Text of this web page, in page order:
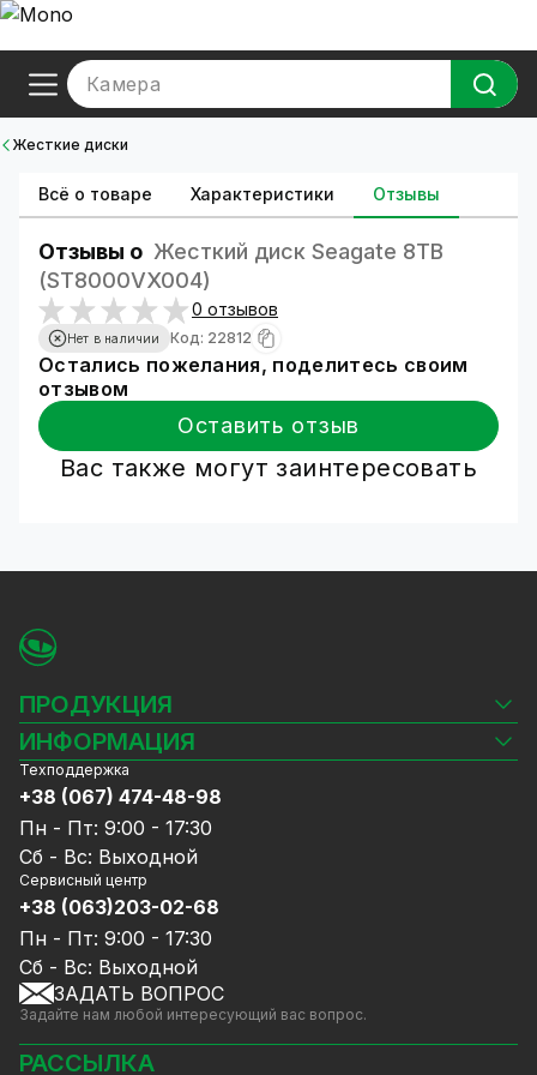
Камера
Жесткие диски
Всё о товаре Характеристики Отзывы
Отзывы о Жесткий диск Seagate 8TB
(ST8000VX004)
0 отзывов
Нет в наличии Код: 22812
Остались пожелания, поделитесь своим
отзывом
Оставить отзыв
Вас также могут заинтересовать
ПРОДУКЦИЯ
Камеры видеонаблюдения
Видеорегистраторы
Комплекты видеонаблюдения
СКУД
Источники питания
Сетевое оборудование
Ноутбуки и компьютеры
Аксессуары
Акции
Уцененный товар
GreenVision скидки
Мерч от GreenVision
ИНФОРМАЦИЯ
Блог
Доставка и оплата
Гарантия и Сервисное обслуживание
Политика конфиденциальности
Договор публичной оферты
Сотрудничество
Услуги
Калькулятор расчёта объёма HDD
Техподдержка
+38 (067) 474-48-98
Пн - Пт: 9:00 - 17:30
Сб - Вс: Выходной
Сервисный центр
+38 (063)203-02-68
Пн - Пт: 9:00 - 17:30
Сб - Вс: Выходной
ЗАДАТЬ ВОПРОС
Задайте нам любой интересующий вас вопрос.
РАССЫЛКА